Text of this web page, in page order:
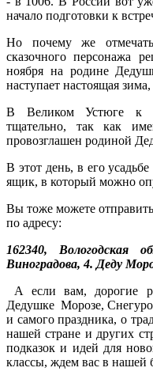
начало подготовки к
Но почему же
сказочного персонажа
ноября на родине
наступает настоящая
В Великом Устюге к
тщательно, так как
провозглашен родиной
В этот день, в его
ящик, в который можно
Вы тоже можете
по адресу:
162340, Вологодская
Виноградова, 4. Деду
А если вам, дорогие
Дедушке Морозе,
и самого праздника, о
нашей стране и других
подказок и идей для
классы, ждем вас в нашей